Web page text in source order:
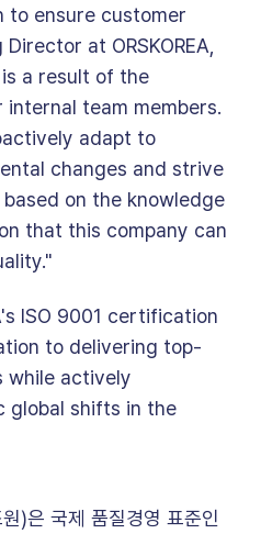
to ensure customer
at ORSKOREA,
a result of the
team members.
adapt to
changes and strive
on the knowledge
that this company can
ISO 9001 certification
to delivering top-
while actively
global shifts in the
)은 국제 품질경영 표준인